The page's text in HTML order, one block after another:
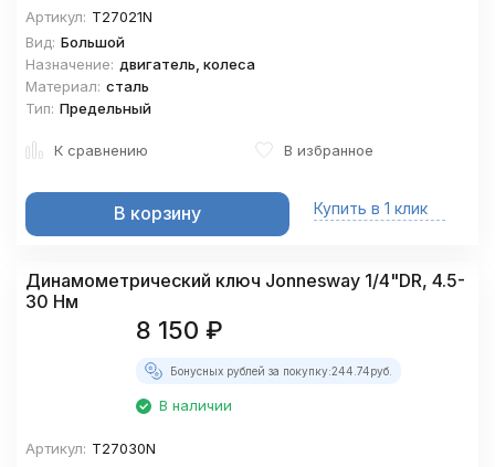
Артикул: T27021N
Вид: Большой
Назначение: двигатель, колеса
Материал: сталь
Тип: Предельный
К сравнению В избранное
В корзину Купить в 1 клик
Динамометрический ключ Jonnesway 1/4"DR, 4.5-
30 Нм
8 150 ₽
Бонусных рублей за покупку:244.74руб.
В наличии
Артикул: T27030N